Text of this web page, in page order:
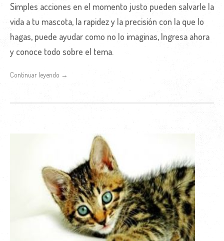
Simples acciones en el momento justo pueden salvarle la
vida a tu mascota, la rapidez y la precisión con la que lo
hagas, puede ayudar como no lo imaginas, Ingresa ahora
y conoce todo sobre el tema.
Continuar leyendo →